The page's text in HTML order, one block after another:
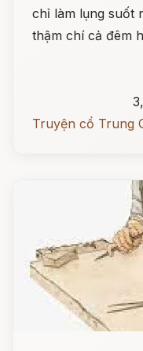
chỉ làm lụng suốt
thậm chí cả đêm
Truyện cổ Trung